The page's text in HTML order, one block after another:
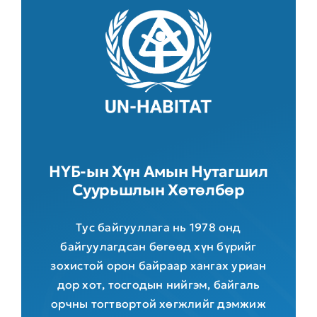
НҮБ-ын Хүн Амын Нутагшил
Суурьшлын Хөтөлбөр
Тус байгууллага нь 1978 онд
байгуулагдсан бөгөөд хүн бүрийг
зохистой орон байраар хангах уриан
дор хот, тосгодын нийгэм, байгаль
орчны тогтвортой хөгжлийг дэмжиж